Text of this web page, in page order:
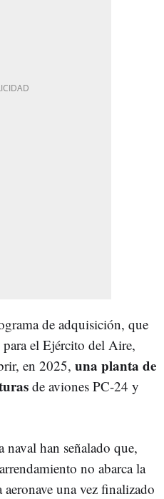
de adquisición, que
el Ejército del Aire,
en 2025, una planta de
de aviones PC-24 y
naval han señalado que,
no abarca la
una vez finalizado